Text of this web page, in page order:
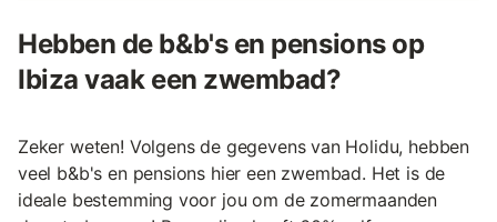
Hebben de b&b's en pensions op
Ibiza vaak een zwembad?
Zeker weten! Volgens de gegevens van Holidu, hebben
veel b&b's en pensions hier een zwembad. Het is de
ideale bestemming voor jou om de zomermaanden